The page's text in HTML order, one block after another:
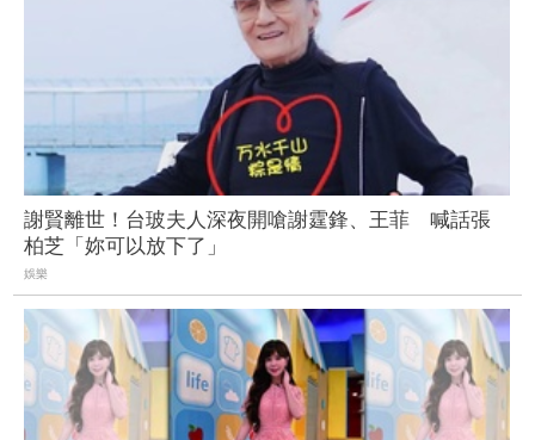
謝賢離世！台玻夫人深夜開嗆謝霆鋒、王菲 喊話張
柏芝「妳可以放下了」
娛樂